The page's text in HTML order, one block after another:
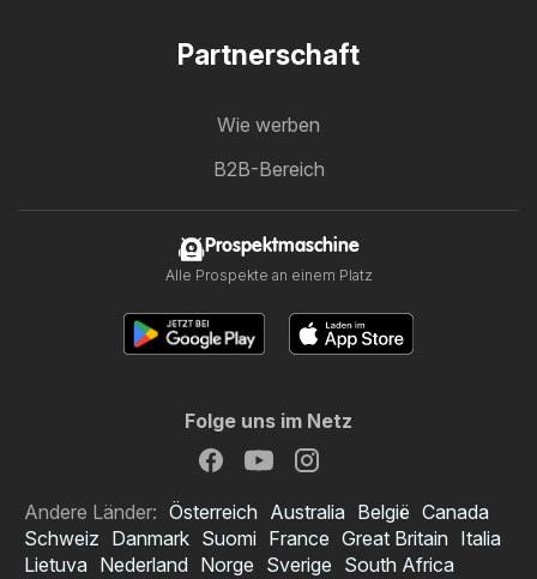
Partnerschaft
Wie werben
B2B-Bereich
Prospektmaschine
Alle Prospekte an einem Platz
Folge uns im Netz
Andere Länder: Österreich Australia België Canada
Schweiz Danmark Suomi France Great Britain Italia
Lietuva Nederland Norge Sverige South Africa